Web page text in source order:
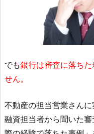
でも銀行は審査に落ち
せん。
不動産の担当営業さん
融資担当者から聞いた